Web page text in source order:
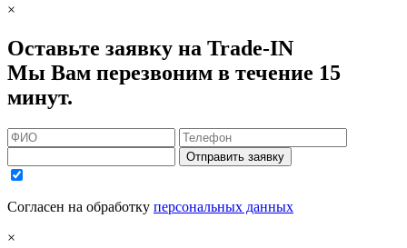
×
Оставьте заявку на Trade-IN
Мы Вам перезвоним в течение 15
минут.
Отправить заявку
Согласен на обработку персональных данных
×